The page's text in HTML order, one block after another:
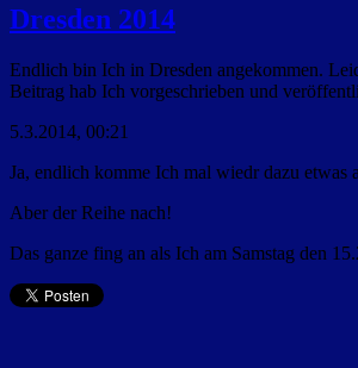
Dresden 2014
Endlich bin Ich in Dresden angekommen.
Beitrag hab Ich vorgeschrieben und
5.3.2014, 00:21
Ja, endlich komme Ich mal wiedr dazu etwas
Aber der Reihe nach!
Das ganze fing an als Ich am Samstag den